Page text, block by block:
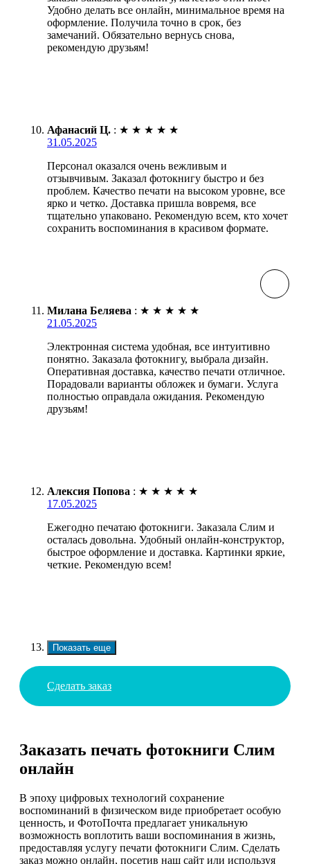
Удобно делать все онлайн, минимальное время на
оформление. Получила точно в срок, без
замечаний. Обязательно вернусь снова,
рекомендую друзьям!
Афанасий Ц. : ★ ★ ★ ★ ★
31.05.2025
Персонал оказался очень вежливым и
отзывчивым. Заказал фотокнигу быстро и без
проблем. Качество печати на высоком уровне, все
ярко и четко. Доставка пришла вовремя, все
тщательно упаковано. Рекомендую всем, кто хочет
сохранить воспоминания в красивом формате.
Милана Беляева : ★ ★ ★ ★ ★
21.05.2025
Электронная система удобная, все интуитивно
понятно. Заказала фотокнигу, выбрала дизайн.
Оперативная доставка, качество печати отличное.
Порадовали варианты обложек и бумаги. Услуга
полностью оправдала ожидания. Рекомендую
друзьям!
Алексия Попова : ★ ★ ★ ★ ★
17.05.2025
Ежегодно печатаю фотокниги. Заказала Слим и
осталась довольна. Удобный онлайн-конструктор,
быстрое оформление и доставка. Картинки яркие,
четкие. Рекомендую всем!
Показать еще
Сделать заказ
Заказать печать фотокниги Слим
онлайн
В эпоху цифровых технологий сохранение
воспоминаний в физическом виде приобретает особую
ценность, и ФотоПочта предлагает уникальную
возможность воплотить ваши воспоминания в жизнь,
предоставляя услугу печати фотокниги Слим. Сделать
заказ можно онлайн, посетив наш сайт или используя